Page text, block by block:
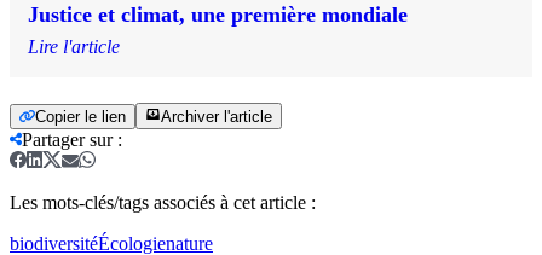
Justice et climat, une première mondiale
Lire l'article
Copier le lien Archiver l'article
Partager sur:
Les mots-clés/tags associés à cet article :
biodiversitéÉcologienature